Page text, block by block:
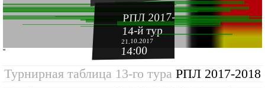
РПЛ 2017-2018
14-й тур
21.10.2017
14:00
''
Турнирная таблица 13-го тура РПЛ 2017-2018